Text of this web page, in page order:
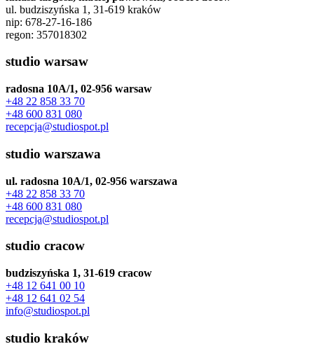
ul. budziszyńska 1, 31-619 kraków
nip: 678-27-16-186
regon: 357018302
studio warsaw
radosna 10A/1, 02-956 warsaw
+48 22 858 33 70
+48 600 831 080
recepcja@studiospot.pl
studio warszawa
ul. radosna 10A/1, 02-956 warszawa
+48 22 858 33 70
+48 600 831 080
recepcja@studiospot.pl
studio cracow
budziszyńska 1, 31-619 cracow
+48 12 641 00 10
+48 12 641 02 54
info@studiospot.pl
studio kraków